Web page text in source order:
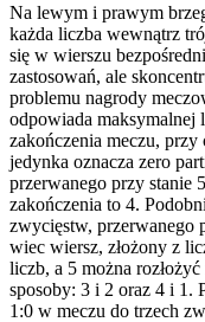
Na lewym i prawym
każda liczba wewnątrz
się w wierszu
zastosowań, ale
problemu nagrody
odpowiada maksymalnej
zakończenia meczu, przy
jedynka oznacza zero
przerwanego przy stanie
zakończenia to 4.
zwycięstw, przerwanego
wiec wiersz, złożony z
liczb, a 5 można
sposoby: 3 i 2 oraz 4 i 1.
1:0 w meczu do trzech